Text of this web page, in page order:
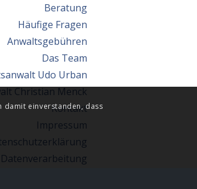
Beratung
Häufige Fragen
Anwaltsgebühren
Das Team
Udo Urban
Christian Menck
Kontakt
Impressum
Datenverarbeitung
damit einverstanden, dass